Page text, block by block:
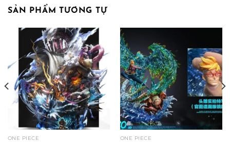
SẢN PHẨM TƯƠNG TỰ
ONE PIECE ONE PIECE
₫
₫